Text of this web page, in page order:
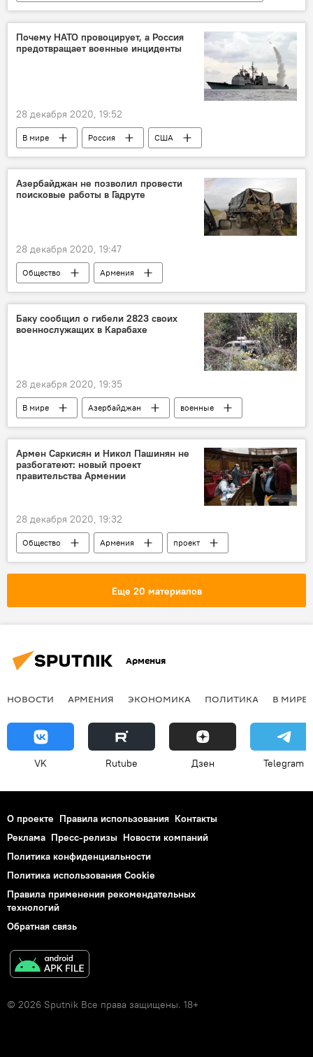
Политика
Армения
В мире
Почему НАТО провоцирует, а Россия
предотвращает военные инциденты
28 декабря 2020, 19:52
В мире Россия
США
НАТО
оружие
Азербайджан не позволил провести
поисковые работы в Гадруте
28 декабря 2020, 19:47
Общество
Армения
Нагорный Карабах
Гадрут
поисковые работы
Баку сообщил о гибели 2823 своих
военнослужащих в Карабахе
28 декабря 2020, 19:35
В мире Азербайджан
военные
Кавказ
Минобороны гибель
Армен Саркисян и Никол Пашинян не
разбогатеют: новый проект
правительства Армении
28 декабря 2020, 19:32
Общество Армения
проект
правительство
Еще 20 материалов
Армения
НОВОСТИ АРМЕНИЯ ЭКОНОМИКА ПОЛИТИКА В МИРЕ
VK Rutube Дзен Telegram
О проекте Правила использования Контакты
Реклама Пресс-релизы Новости компаний
Политика конфиденциальности
Политика использования Cookie
Правила применения рекомендательных
технологий
Обратная связь
© 2026 Sputnik Все права защищены. 18+